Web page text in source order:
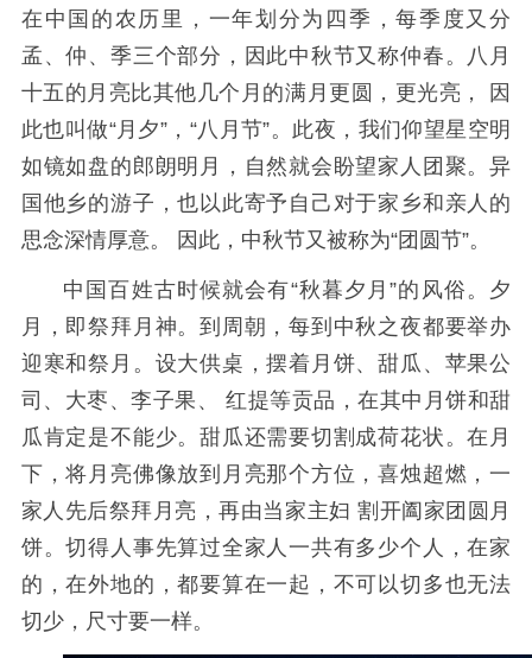
在中国的农历里，一年划分为四季，每季度又分
孟、仲、季三个部分，因此中秋节又称仲春。八月
十五的月亮比其他几个月的满月更圆，更光亮， 因
此也叫做“月夕”，“八月节”。此夜，我们仰望星空明
如镜如盘的郎朗明月，自然就会盼望家人团聚。异
国他乡的游子，也以此寄予自己对于家乡和亲人的
思念深情厚意。 因此，中秋节又被称为“团圆节”。
中国百姓古时候就会有“秋暮夕月”的风俗。夕
月，即祭拜月神。到周朝，每到中秋之夜都要举办
迎寒和祭月。设大供桌，摆着月饼、甜瓜、苹果公
司、大枣、李子果、 红提等贡品，在其中月饼和甜
瓜肯定是不能少。甜瓜还需要切割成荷花状。在月
下，将月亮佛像放到月亮那个方位，喜烛超燃，一
家人先后祭拜月亮，再由当家主妇 割开阖家团圆月
饼。切得人事先算过全家人一共有多少个人，在家
的，在外地的，都要算在一起，不可以切多也无法
切少，尺寸要一样。